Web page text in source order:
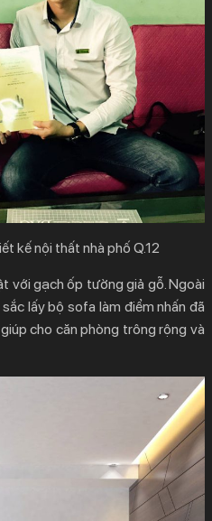
kế nội thất nhà phố Q.12
với gạch ốp tường giả gỗ. Ngoài
lấy bộ sofa làm điểm nhấn đã
cho căn phòng trông rộng và